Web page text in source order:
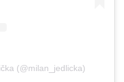
(@milan_jedlicka)